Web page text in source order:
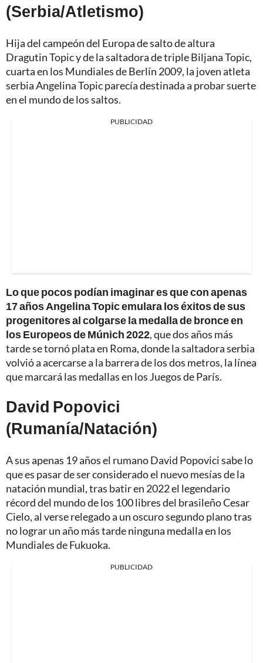
(Serbia/Atletismo)
Hija del campeón del Europa de salto de altura
Dragutin Topic y de la saltadora de triple Biljana Topic,
cuarta en los Mundiales de Berlín 2009, la joven atleta
serbia Angelina Topic parecía destinada a probar suerte
en el mundo de los saltos.
PUBLICIDAD
Lo que pocos podían imaginar es que con apenas
17 años Angelina Topic emulara los éxitos de sus
progenitores al colgarse la medalla de bronce en
los Europeos de Múnich 2022, que dos años más
tarde se tornó plata en Roma, donde la saltadora serbia
volvió a acercarse a la barrera de los dos metros, la línea
que marcará las medallas en los Juegos de París.
David Popovici
(Rumanía/Natación)
A sus apenas 19 años el rumano David Popovici sabe lo
que es pasar de ser considerado el nuevo mesías de la
natación mundial, tras batir en 2022 el legendario
récord del mundo de los 100 libres del brasileño Cesar
Cielo, al verse relegado a un oscuro segundo plano tras
no lograr un año más tarde ninguna medalla en los
Mundiales de Fukuoka.
PUBLICIDAD